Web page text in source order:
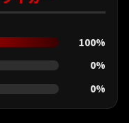
100%
0%
0%